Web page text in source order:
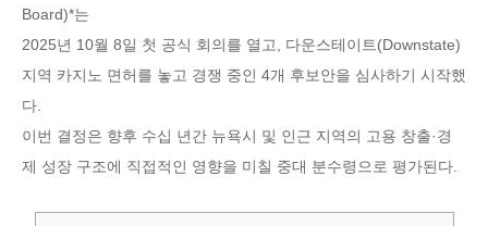
Board)*는
2025년 10월 8일 첫 공식 회의를 열고, 다운스테이트(Downstate)
지역 카지노 면허를 놓고 경쟁 중인 4개 후보안을 심사하기 시작했
다.
이번 결정은 향후 수십 년간 뉴욕시 및 인근 지역의 고용 창출·경
제 성장 구조에 직접적인 영향을 미칠 중대 분수령으로 평가된다.